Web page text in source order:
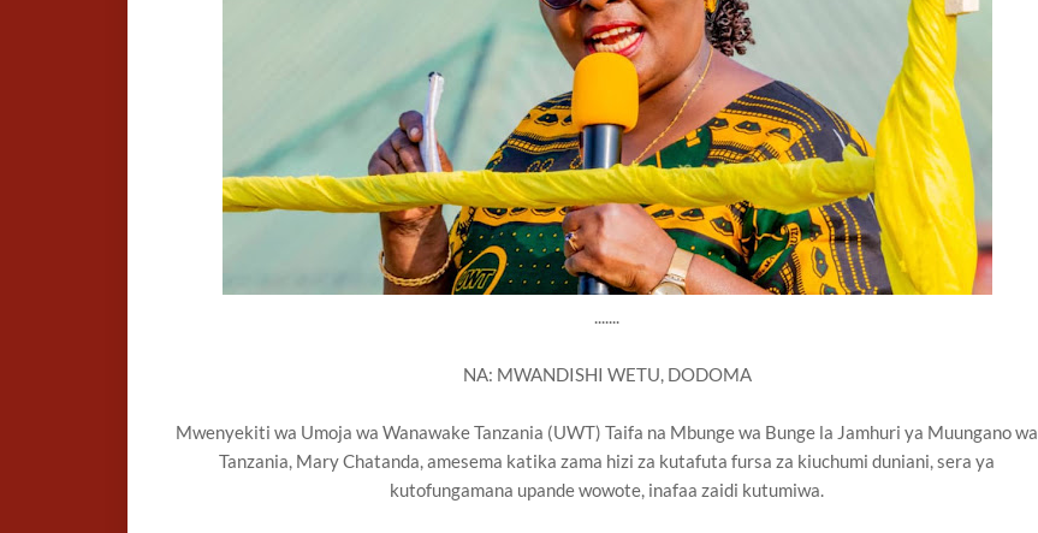
.......
NA: MWANDISHI WETU, DODOMA
Mwenyekiti wa Umoja wa Wanawake Tanzania (UWT) Taifa na Mbunge wa Bunge la Jamhuri ya Muungano wa
Tanzania, Mary Chatanda, amesema katika zama hizi za kutafuta fursa za kiuchumi duniani, sera ya
kutofungamana upande wowote, inafaa zaidi kutumiwa.